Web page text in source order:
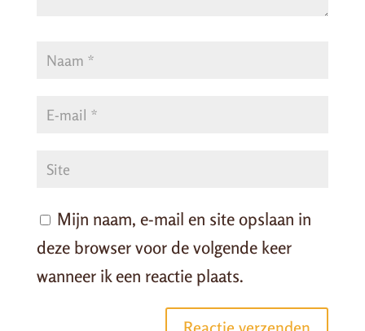
Mijn naam, e-mail en site opslaan in
deze browser voor de volgende keer
wanneer ik een reactie plaats.